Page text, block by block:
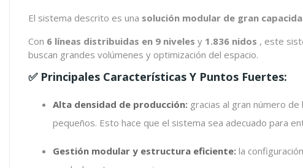
El sistema descrito es una solución modular de gran
Con 6 líneas distribuidas en 9 niveles y 1.836 nidos , este
buscan grandes volúmenes y optimización del espacio.
✅ Principales Características Y Puntos Fuertes:
Alta densidad de producción: gracias al gran número
pequeños. Esto hace que el sistema sea adecuado para
Gestión modular y estructura eficiente: la